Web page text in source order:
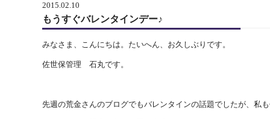
2015.02.10
もうすぐバレンタインデー♪
みなさま、こんにちは。たいへん、お久しぶりです。
佐世保管理 石丸です。
先週の荒金さんのブログでもバレンタインの話題でしたが、私